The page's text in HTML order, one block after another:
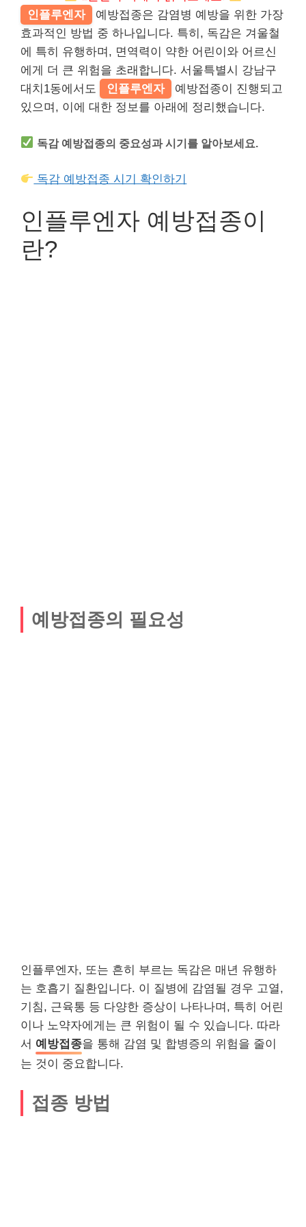
인플루엔자
예방접종은 감염병 예방을 위한 가장
효과적인 방법 중 하나입니다. 특히, 독감은 겨울철
에 특히 유행하며, 면역력이 약한 어린이와 어르신
에게 더 큰 위험을 초래합니다. 서울특별시 강남구
대치1동에서도
인플루엔자
예방접종이 진행되고
있으며, 이에 대한 정보를 아래에 정리했습니다.
독감 예방접종의 중요성과 시기를 알아보세요.
독감 예방접종 시기 확인하기
인플루엔자 예방접종이
란?
예방접종의 필요성
인플루엔자, 또는 흔히 부르는 독감은 매년 유행하
는 호흡기 질환입니다. 이 질병에 감염될 경우 고열,
기침, 근육통 등 다양한 증상이 나타나며, 특히 어린
이나 노약자에게는 큰 위험이 될 수 있습니다. 따라
서 예방접종을 통해 감염 및 합병증의 위험을 줄이
는 것이 중요합니다.
접종 방법